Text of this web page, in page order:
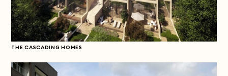
THE CASCADING HOMES